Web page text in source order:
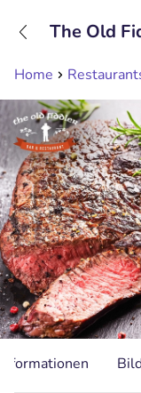
Home
The Old
Informationen